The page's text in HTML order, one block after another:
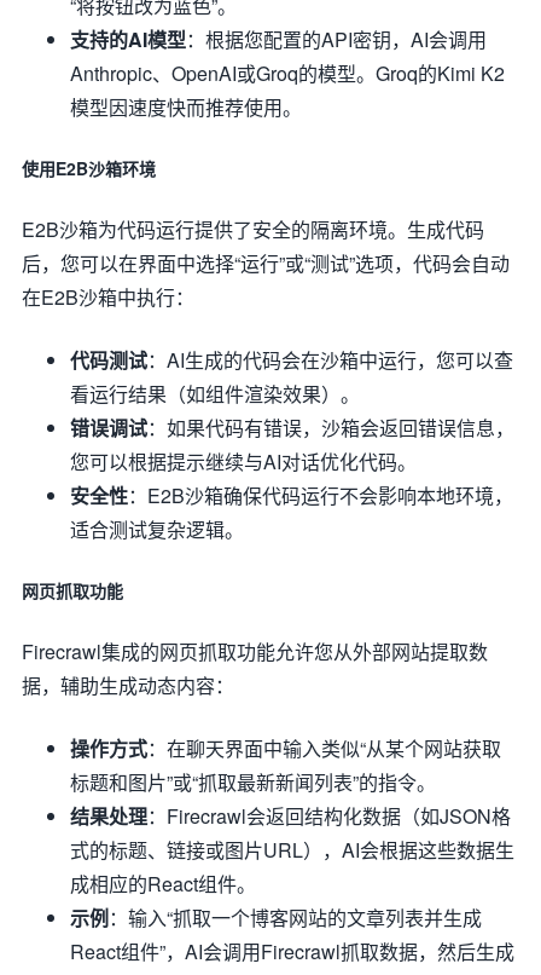
支持的AI模型：根据您配置的API密钥，AI会调用
Anthropic、OpenAI或Groq的模型。Groq的Kimi K2
模型因速度快而推荐使用。
使用E2B沙箱环境
E2B沙箱为代码运行提供了安全的隔离环境。生成代码
后，您可以在界面中选择“运行”或“测试”选项，代码会自动
在E2B沙箱中执行：
代码测试：AI生成的代码会在沙箱中运行，您可以查
看运行结果（如组件渲染效果）。
错误调试：如果代码有错误，沙箱会返回错误信息，
您可以根据提示继续与AI对话优化代码。
安全性：E2B沙箱确保代码运行不会影响本地环境，
适合测试复杂逻辑。
网页抓取功能
Firecrawl集成的网页抓取功能允许您从外部网站提取数
据，辅助生成动态内容：
操作方式：在聊天界面中输入类似“从某个网站获取
标题和图片”或“抓取最新新闻列表”的指令。
结果处理：Firecrawl会返回结构化数据（如JSON格
式的标题、链接或图片URL），AI会根据这些数据生
成相应的React组件。
示例：输入“抓取一个博客网站的文章列表并生成
React组件”，AI会调用Firecrawl抓取数据，然后生成